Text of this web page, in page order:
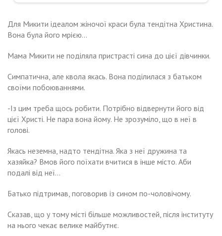
Для Микити ідеалом жіночої краси була тендітна Христина.
Вона була його мрією…
Мама Микити не поділяла пристрасті сина до цієї дівчинки.
Симпатична, але квола якась. Вона поділилася з батьком
своїми побоюваннями.
-Із цим треба щось робити. Потрібно відвернути його від
цієї Христі. Не пара вона йому. Не зрозуміло, що в неї в
голові.
Якась неземна, надто тендітна. Яка з неї дружина та
хазяйка? Вмов його поїхати вчитися в інше місто. Аби
подалі від неї…
Батько підтримав, поговорив із сином по-чоловічому.
Сказав, що у тому місті більше можливостей, після інституту
на нього чекає велике майбутнє.